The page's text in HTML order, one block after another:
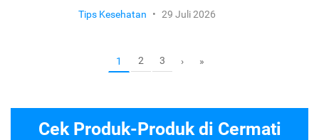
Tips Kesehatan • 29 Juli 2026
1 2 3 › »
Cek Produk-Produk di Cermati